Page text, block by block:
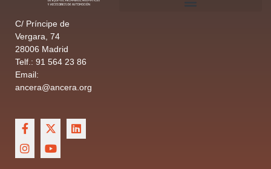
C/ Príncipe de
Vergara, 74
28006 Madrid
Telf.: 91 564 23 86
Email:
ancera@ancera.org